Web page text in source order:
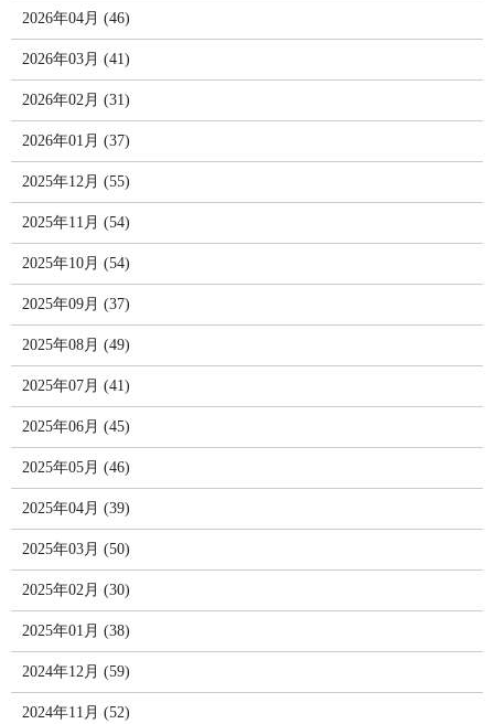
2026年04月 (46)
2026年03月 (41)
2026年02月 (31)
2026年01月 (37)
2025年12月 (55)
2025年11月 (54)
2025年10月 (54)
2025年09月 (37)
2025年08月 (49)
2025年07月 (41)
2025年06月 (45)
2025年05月 (46)
2025年04月 (39)
2025年03月 (50)
2025年02月 (30)
2025年01月 (38)
2024年12月 (59)
2024年11月 (52)